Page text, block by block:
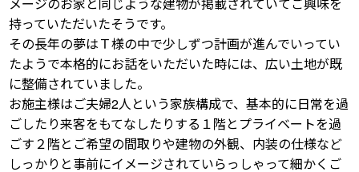
持っていただいたそうです。
その長年の夢はＴ様の中で少しずつ計画が進んでいってい
たようで本格的にお話をいただいた時には、広い土地が既
に整備されていました。
お施主様はご夫婦2人という家族構成で、基本的に日常を過
ごしたり来客をもてなしたりする１階とプライベートを過
ごす２階とご希望の間取りや建物の外観、内装の仕様など
しっかりと事前にイメージされていらっしゃって細かくご